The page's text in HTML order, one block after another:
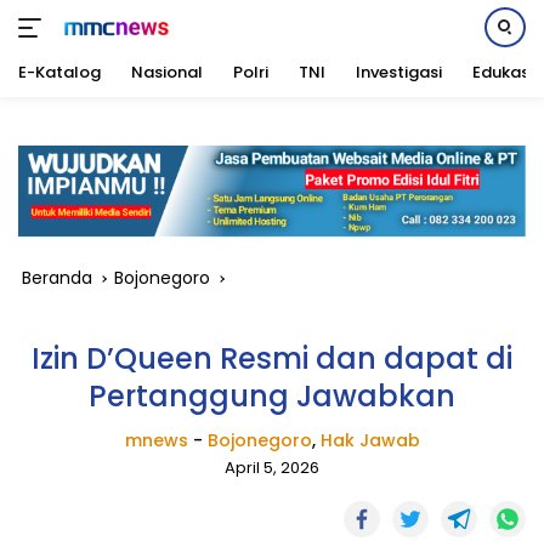
konten
E-Katalog Nasional Polri TNI Investigasi Edukasi
Beranda Bojonegoro
Izin D’Queen Resmi dan dapat di
Pertanggung Jawabkan
mnews - Bojonegoro, Hak Jawab
April 5, 2026